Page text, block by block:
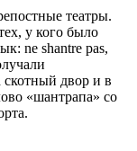
театры.
у кого было
ne shantre pas,
двор и в
«шантрапа» со